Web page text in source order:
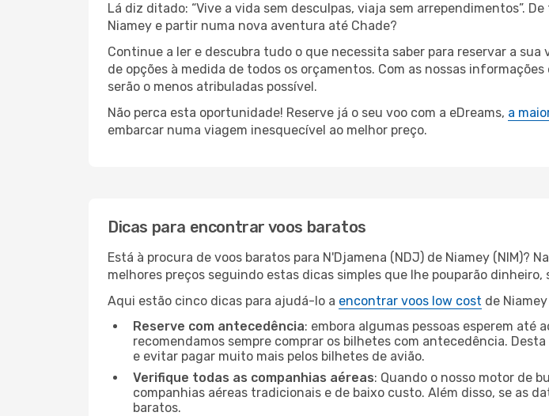
Lá diz ditado: “Vive a vida sem desculpas, viaja sem arrependimentos”.
Niamey e partir numa nova aventura até Chade?
Continue a ler e descubra tudo o que necessita saber para reservar a
de opções à medida de todos os orçamentos. Com as nossas
serão o menos atribuladas possível.
Não perca esta oportunidade! Reserve já o seu voo com a eDreams, a
embarcar numa viagem inesquecível ao melhor preço.
Dicas para encontrar voos baratos
Está à procura de voos baratos para N'Djamena (NDJ) de Niamey (NIM)?
melhores preços seguindo estas dicas simples que lhe pouparão
Aqui estão cinco dicas para ajudá-lo a encontrar voos low cost de
Reserve com antecedência: embora algumas pessoas esperem
recomendamos sempre comprar os bilhetes com antecedência.
e evitar pagar muito mais pelos bilhetes de avião.
Verifique todas as companhias aéreas: Quando o nosso motor de
companhias aéreas tradicionais e de baixo custo. Além disso, se as
baratos.